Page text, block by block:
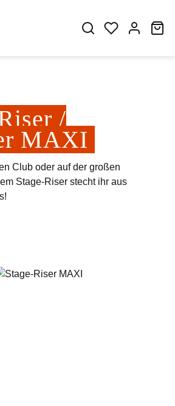
/
MAXI
Club oder auf der großen
Stage-Riser stecht ihr aus